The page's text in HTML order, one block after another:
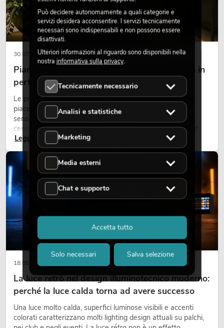
30.07.2026
Piante artificiali ignifughe: sicurezza e design in
perfetta armonia
Le piante rendono vivi gli ambienti. Creano un’atmosfera
piacevole, migliorano l’ambiente e trasmettono una
sensazione di naturalezza. Negli hotel, nei ristoranti, nei
centri commerciali, negli edifici adibiti a uffici o negli stand
fieristici, una vegetazione di alta qualità è ormai parte
integrante dei moderni progetti di arredamento.
Leggi ora
18.06.2026
La luce retrò nel design illuminotecnico moderno:
perché la luce calda torna ad avere successo
Una luce molto calda, superfici luminose visibili e accenti
colorati caratterizzano molti lighting design attuali su palchi,
Può decidere autonomamente a quali categorie e
servizi desidera acconsentire. I servizi tecnicamente
necessari sono indispensabili e non possono essere
disattivati.
Ulteriori informazioni al riguardo sono disponibili nella
nostra informativa sulla privacy.
Tecnicamente necessario
Analisi e statistiche
Marketing
Media esterni
Chat e supporto
Solo necessari Salva selezione
Accetta tutto